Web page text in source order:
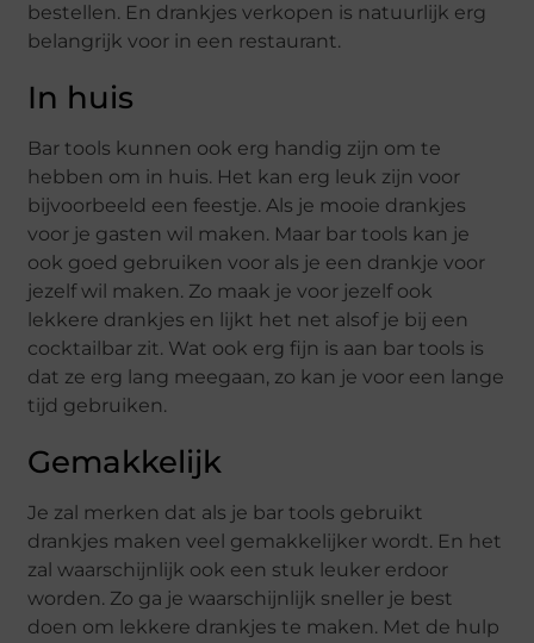
bestellen. En drankjes verkopen is natuurlijk erg
belangrijk voor in een restaurant.
In huis
Bar tools kunnen ook erg handig zijn om te
hebben om in huis. Het kan erg leuk zijn voor
bijvoorbeeld een feestje. Als je mooie drankjes
voor je gasten wil maken. Maar bar tools kan je
ook goed gebruiken voor als je een drankje voor
jezelf wil maken. Zo maak je voor jezelf ook
lekkere drankjes en lijkt het net alsof je bij een
cocktailbar zit. Wat ook erg fijn is aan bar tools is
dat ze erg lang meegaan, zo kan je voor een lange
tijd gebruiken.
Gemakkelijk
Je zal merken dat als je bar tools gebruikt
drankjes maken veel gemakkelijker wordt. En het
zal waarschijnlijk ook een stuk leuker erdoor
worden. Zo ga je waarschijnlijk sneller je best
doen om lekkere drankjes te maken. Met de hulp